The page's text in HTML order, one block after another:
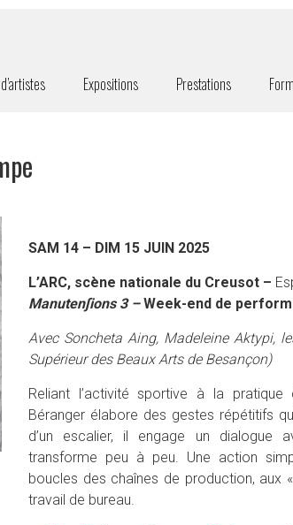
Expositions Prestations
SAM 14 – DIM 15 JUIN 2025
L’ARC, scène nationale du Creusot –
Manuten∫ions 3 –Week-end de
Avec Soncheta Aing, Madeleine Aktypi,
Supérieur des Beaux Arts de Besançon)
Reliant l’activité sportive à la pratique
Béranger élabore des gestes répétitifs
d’un escalier, il engage un dialogue
transforme peu à peu. Une action
boucles des chaînes de production, aux
travail de bureau.